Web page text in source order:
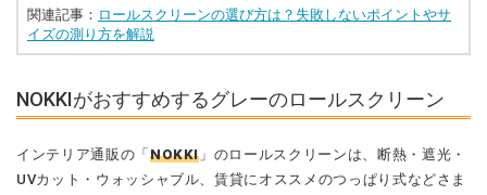
関連記事： ロールスクリーンの選び方は？失敗しないポイントやサ
イズの測り方を解説
NOKKIがおすすめするグレーのロールスクリーン
インテリア通販の「 NOKKI 」のロールスクリーンは、断熱・遮光・
UVカット・ウォッシャブル、賃貸にオススメのつっぱり式などさま